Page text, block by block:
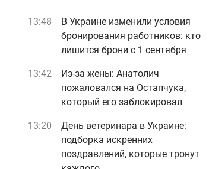
13:48
В Украине изменили условия
бронирования работников: кто
лишится брони с 1 сентября
13:42
Из-за жены: Анатолич
пожаловался на Остапчука,
который его заблокировал
13:20
День ветеринара в Украине:
подборка искренних
поздравлений, которые тронут